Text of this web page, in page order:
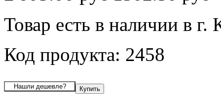
Товар есть в наличии в г.
Код продукта: 2458